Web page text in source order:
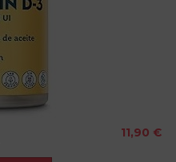
11,90 €